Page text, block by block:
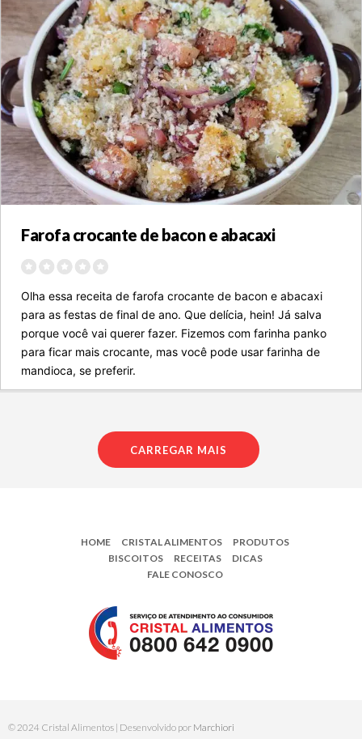
Farofa crocante de bacon e abacaxi
Olha essa receita de farofa crocante de bacon e abacaxi
para as festas de final de ano. Que delícia, hein! Já salva
porque você vai querer fazer. Fizemos com farinha panko
para ficar mais crocante, mas você pode usar farinha de
mandioca, se preferir.
CARREGAR MAIS
HOME CRISTAL ALIMENTOS
PRODUTOS
BISCOITOS
RECEITAS
DICAS
FALE CONOSCO
© 2024 Cristal Alimentos | Desenvolvido por Marchiori